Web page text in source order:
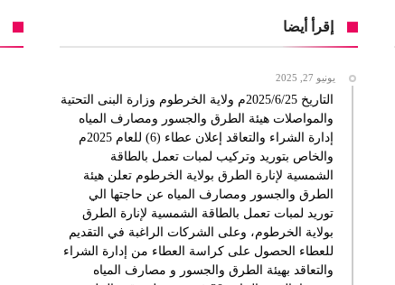
إقرأ أيضا
يونيو 27, 2025
التاريخ 2025/6/25م ولاية الخرطوم وزارة البنى التحتية
والمواصلات هيئة الطرق والجسور ومصارف المياه
إدارة الشراء والتعاقد إعلان عطاء (6) للعام 2025م
والخاص بتوريد وتركيب لمبات تعمل بالطاقة
الشمسية لإنارة الطرق بولاية الخرطوم تعلن هيئة
الطرق والجسور ومصارف المياه عن حاجتها الي
توريد لمبات تعمل بالطاقة الشمسية لإنارة الطرق
بولاية الخرطوم، وعلى الشركات الراغبة في التقديم
للعطاء الحصول على كراسة العطاء من إدارة الشراء
والتعاقد بهيئة الطرق والجسور و مصارف المياه